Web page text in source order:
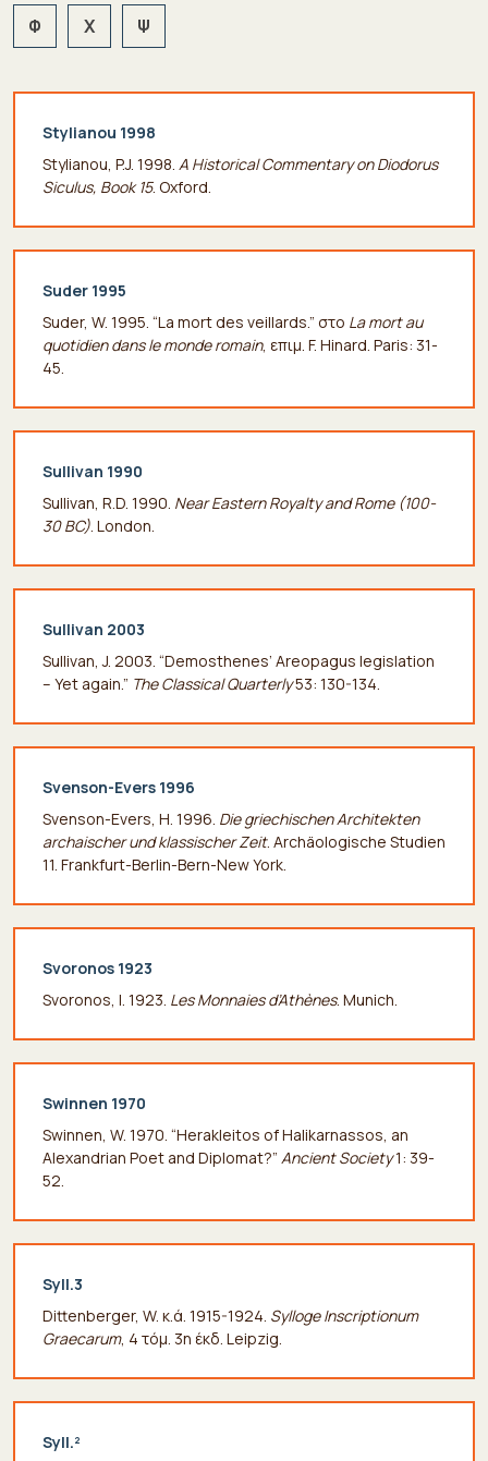
Φ Χ Ψ
Stylianou 1998
Stylianou, P.J. 1998. A Historical Commentary on Diodorus
Siculus, Book 15. Oxford.
Suder 1995
Suder, W. 1995. “La mort des veillards.” στο La mort au
quotidien dans le monde romain, επιμ. F. Hinard. Paris: 31-
45.
Sullivan 1990
Sullivan, R.D. 1990. Near Eastern Royalty and Rome (100-
30 BC). London.
Sullivan 2003
Sullivan, J. 2003. “Demosthenes’ Areopagus legislation
– Yet again.” The Classical Quarterly53: 130-134.
Svenson-Evers 1996
Svenson-Evers, H. 1996. Die griechischen Architekten
archaischer und klassischer Zeit. Archäologische Studien
11. Frankfurt-Berlin-Bern-New York.
Svoronos 1923
Svoronos, I. 1923. Les Monnaies d’Athènes. Munich.
Swinnen 1970
Swinnen, W. 1970. “Herakleitos of Halikarnassos, an
Alexandrian Poet and Diplomat?” Ancient Society1: 39-
52.
Syll.3
Dittenberger, W. κ.ά. 1915-1924. Sylloge Inscriptionum
Graecarum, 4 τόμ. 3η έκδ. Leipzig.
Syll.²